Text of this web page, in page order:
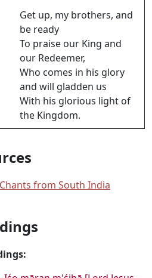
Get up, my brothers, and
be ready
To praise our King and
our Redeemer,
Who comes in his glory
and will gladden us
With his glorious light of
the Kingdom.
from South India